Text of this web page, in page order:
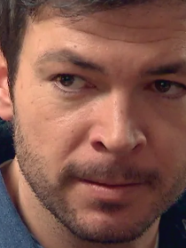
WhatsappFacebook
X